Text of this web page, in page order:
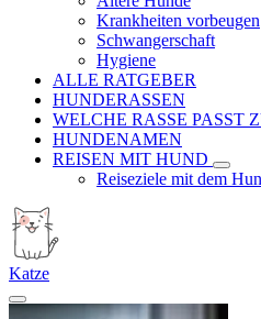
Krankheiten vorbeugen
Schwangerschaft
Hygiene
ALLE RATGEBER
HUNDERASSEN
WELCHE RASSE PASST
HUNDENAMEN
REISEN MIT HUND
Reiseziele mit dem
Katze